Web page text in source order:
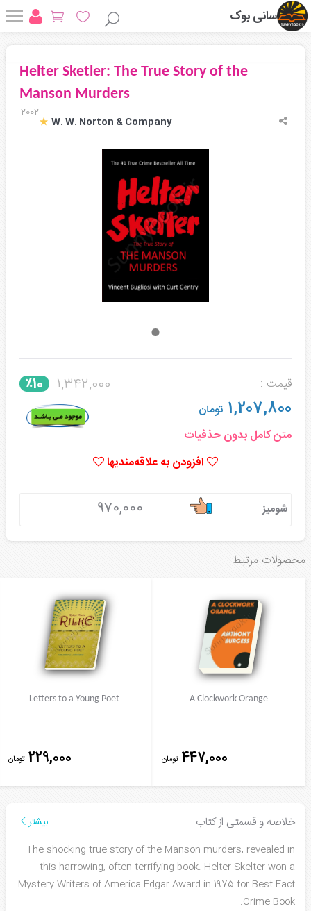
سانی بوک
Helter Sketler: The True Story of the
Manson Murders
2002
W. W. Norton & Company
قیمت : 1,342,000 ٪10
1,207,800 تومان
متن کامل بدون حذفیات
افزودن به علاقه‌مندیها
شومیز 970,000
محصولات مرتبط
A Clockwork Orange
447,000 تومان
Letters to a Young Poet
229,000 تومان
خلاصه و قسمتی از کتاب
بیشتر
The shocking true story of the Manson murders, revealed in
this harrowing, often terrifying book. Helter Skelter won a
Mystery Writers of America Edgar Award in 1975 for Best Fact
Crime Book.